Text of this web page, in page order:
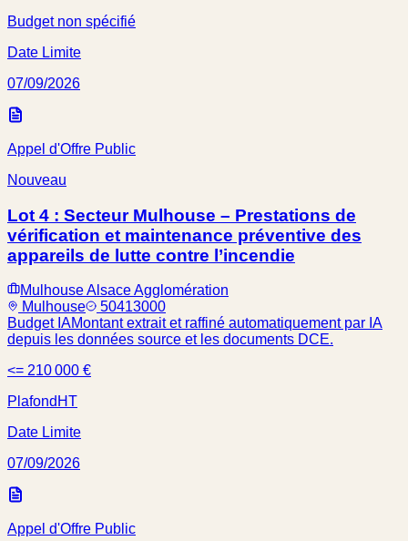
Budget non spécifié
Date Limite
07/09/2026
Appel d'Offre Public
Nouveau
Lot 4 : Secteur Mulhouse – Prestations de
vérification et maintenance préventive des
appareils de lutte contre l’incendie
Mulhouse Alsace Agglomération
Mulhouse
50413000
Budget IAMontant extrait et raffiné automatiquement par IA
depuis les données source et les documents DCE.
<= 210 000 €
Plafond HT
Date Limite
07/09/2026
Appel d'Offre Public